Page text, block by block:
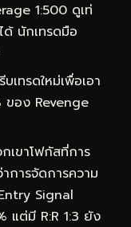
1:500 ดูเท่
นักเทรดมือ
เทรดใหม่เพื่อเอา
ของ Revenge
ขาโฟกัสที่การ
การจัดการความ
Signal
แต่มี R:R 1:3 ยัง